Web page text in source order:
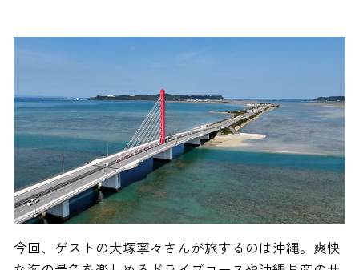
今回、ゲストの大塚寧々さんが旅するのは沖縄。爽快